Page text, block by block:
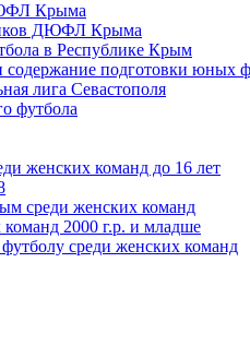
Крыма
ДЮФЛ Крыма
в Республике Крым
подготовки юных
лига Севастополя
футбола
женских команд до 16 лет
среди женских команд
2000 г.р. и младше
среди женских команд